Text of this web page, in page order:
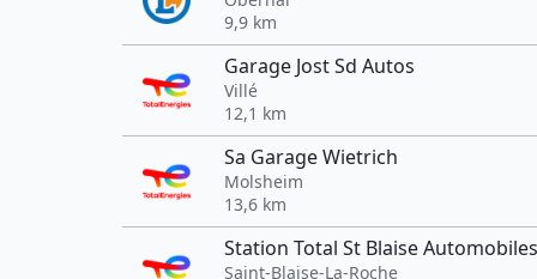
9,9 km
Garage Jost Sd Autos
Villé
12,1 km
Sa Garage Wietrich
Molsheim
13,6 km
Station Total St Blaise Automobiles
Saint-Blaise-La-Roche